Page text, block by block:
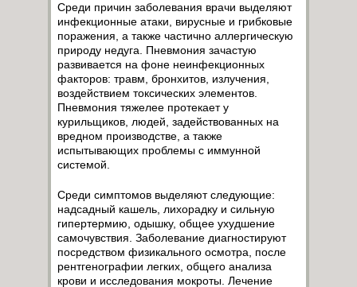
Среди причин заболевания врачи выделяют
инфекционные атаки, вирусные и грибковые
поражения, а также частично аллергическую
природу недуга. Пневмония зачастую
развивается на фоне неинфекционных
факторов: травм, бронхитов, излучения,
воздействием токсических элементов.
Пневмония тяжелее протекает у
курильщиков, людей, задействованных на
вредном производстве, а также
испытывающих проблемы с иммунной
системой.
Среди симптомов выделяют следующие:
надсадный кашель, лихорадку и сильную
гипертермию, одышку, общее ухудшение
самочувствия. Заболевание диагностируют
посредством физикального осмотра, после
рентгенографии легких, общего анализа
крови и исследования мокроты. Лечение